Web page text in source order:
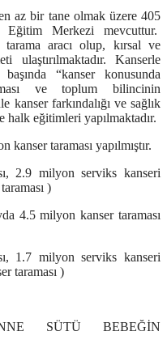
az bir tane olmak üzere 405
Merkezi mevcuttur.
aracı olup, kırsal ve
ulaştırılmaktadır. Kanserle
“kanser konusunda
ve toplum bilincinin
kanser farkındalığı ve sağlık
halk eğitimleri yapılmaktadır.
taraması yapılmıştır.
2.9 milyon serviks kanseri
)
4.5 milyon kanser taraması
1.7 milyon serviks kanseri
taraması )
SÜTÜ BEBEĞİN